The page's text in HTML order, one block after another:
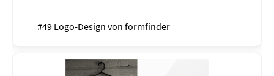
#49 Logo-Design von formfinder